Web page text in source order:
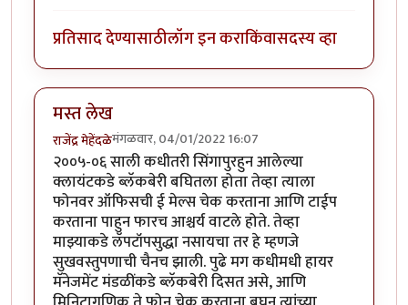
प्रतिसाद देण्यासाठीलॉग इन कराकिंवासदस्य व्हा
मस्त लेख
राजेंद्र मेहेंदळेमंगळवार, 04/01/2022 16:07
२००५-०६ साली कधीतरी सिंगापुरहुन आलेल्या
क्लायंटकडे ब्लॅकबेरी बघितला होता तेव्हा त्याला
फोनवर ऑफिसची ई मेल्स चेक करताना आणि टाईप
करताना पाहुन फारच आश्चर्य वाटले होते. तेव्हा
माझ्याकडे लॅपटॉपसुद्धा नसायचा तर हे म्हणजे
सुखवस्तुपणाची चैनच झाली. पुढे मग कधीमधी हायर
मॅनेजमेंट मंडळींकडे ब्लॅकबेरी दिसत असे, आणि